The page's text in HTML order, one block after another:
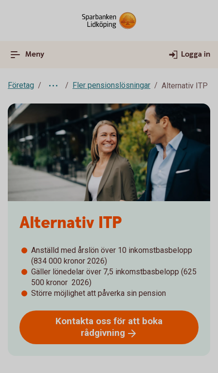
Meny Logga in
Företag Fler pensionslösningar Alternativ ITP
Alternativ ITP
Anställd med årslön över 10 inkomstbasbelopp
(834 000 kronor 2026)
Gäller lönedelar över 7,5 inkomstbasbelopp (625
500 kronor 2026)
Större möjlighet att påverka sin pension
Kontakta oss för att boka
rådgivning